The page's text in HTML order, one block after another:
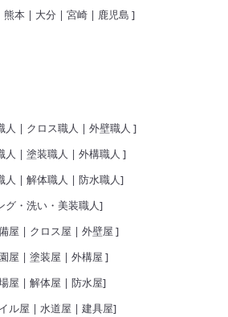
熊本| 大分 | 宮崎| 鹿児島 ]
人 | クロス職人 | 外壁職人 ]
人 | 塗装職人 | 外構職人 ]
人 | 解体職人 | 防水職人]
グ・洗い・美装職人]
屋 | クロス屋 | 外壁屋 ]
屋 | 塗装屋 | 外構屋 ]
屋 | 解体屋 | 防水屋]
ル屋 | 水道屋 | 建具屋]